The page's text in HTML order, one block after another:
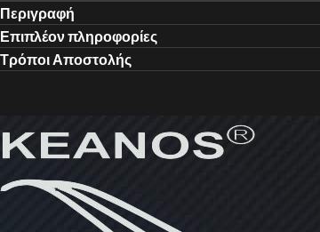
Περιγραφή
Επιπλέον πληροφορίες
Τρόποι Αποστολής